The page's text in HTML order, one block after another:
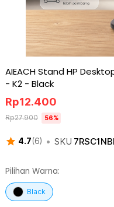
AIEACH Stand HP
- K2 - Black
4.7(6) • SKU
Rp12.400
Rp27.900 56%
Pilihan Warna:
Black